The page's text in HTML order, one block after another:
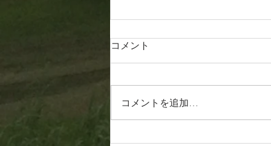
20260807
コメント
コメントを追加…